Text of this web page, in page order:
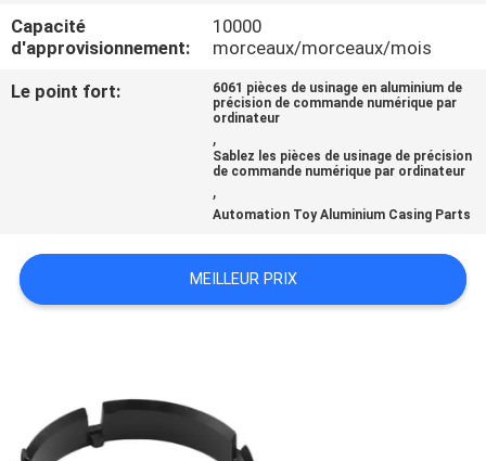
NOUS
CONTACTER
UN
DEVIS
SITE
Capacité
d'approvisionnement:
10000
morceaux/morceaux/mois
Le point fort:
6061 pièces de usinage en aluminium de
précision de commande numérique par
ordinateur
,
Sablez les pièces de usinage de précision
de commande numérique par ordinateur
,
Automation Toy Aluminium Casing Parts
MEILLEUR PRIX